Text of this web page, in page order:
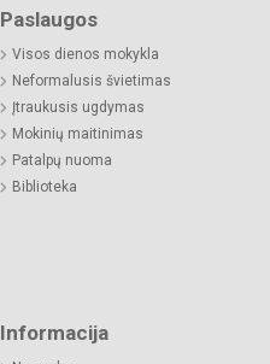
Paslaugos
Visos dienos mokykla
Neformalusis švietimas
Įtraukusis ugdymas
Mokinių maitinimas
Patalpų nuoma
Biblioteka
Informacija